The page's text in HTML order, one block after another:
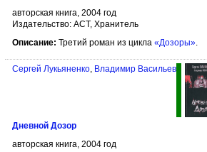
авторская книга, 2004 год
Издательство: АСТ, Хранитель
Описание: Третий роман из цикла «Дозоры»
Сергей Лукьяненко Владимир Васильев
Дневной Дозор
авторская книга, 2004 год